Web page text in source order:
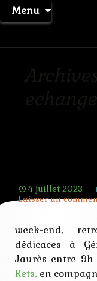
Menu
Aller
au
4 juillet 2023
Laisser un
week-end,
dédicaces à
Jaurès entre
Rets, en